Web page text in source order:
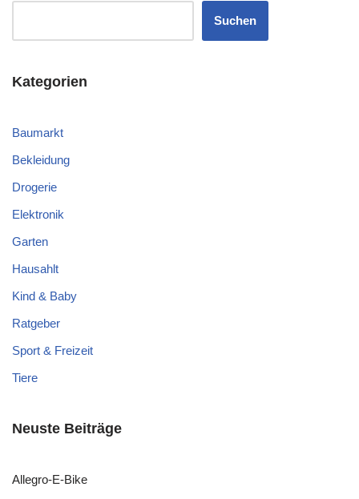
Suchen
Kategorien
Baumarkt
Bekleidung
Drogerie
Elektronik
Garten
Hausahlt
Kind & Baby
Ratgeber
Sport & Freizeit
Tiere
Neuste Beiträge
Allegro-E-Bike